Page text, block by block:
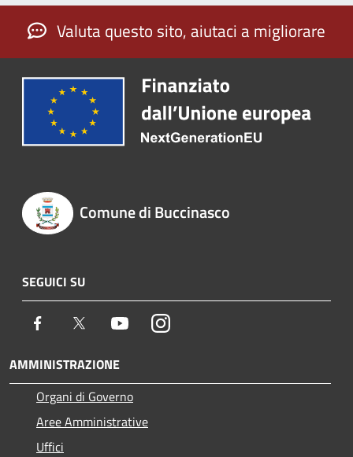
Valuta questo sito, aiutaci a migliorare
Comune di Buccinasco
SEGUICI SU
Facebook Twitter YoutubeInstagram
AMMINISTRAZIONE
Organi di Governo
Aree Amministrative
Uffici